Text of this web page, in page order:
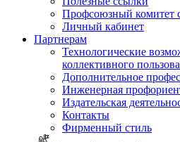
Профсоюзный комитет
Личный кабинет
Партнерам
Технологические
коллективного
Дополнительное
Инженерная
Издательская
Контакты
Фирменный стиль